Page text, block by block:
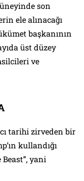
son
ele alınacağı
başkanının
üst düzey
ve
tarihi zirveden bir
kullandığı
yani